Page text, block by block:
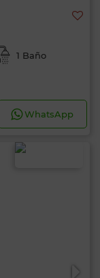
1 Baño
WhatsApp